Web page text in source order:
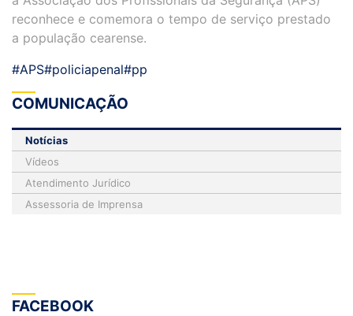
reconhece e comemora o tempo de serviço prestado
a população cearense.
#APS#policiapenal#pp
COMUNICAÇÃO
Notícias
Vídeos
Atendimento Jurídico
Assessoria de Imprensa
FACEBOOK